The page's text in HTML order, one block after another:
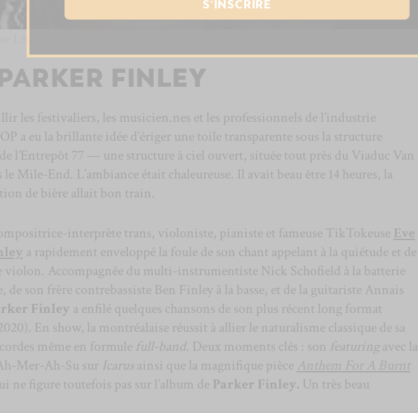
FINLEY
les festivaliers, les musicien.nes et les professionnels de l’industrie
a eu la brillante idée d’ériger une toile transparente sous la structure
l’Entrepôt 77 — une structure à ciel ouvert, située tout près du Viaduc Van
Mile-End. L’ambiance était chaleureuse. Il avait beau être 14 heures, la
de bière allait bon train.
interprète trans, violoniste, pianiste et fameuse TikTokeuse Eve
a rapidement enveloppé la foule de son chant appelant à la quiétude et de
violon. Accompagnée du multi-instrumentiste Nick Schofield à la batterie
de son frère contrebassiste Ben Finley à la basse, et de la guitariste Annais
Finley a enfilé quelques chansons de son plus récent long format
En show, la montréalaise réussit à allier le naturalisme classique de sa
même en formule full-band. Deux moments clés : son featuringavec la
Mer-Ah-Su sur Icarusainsi que la magnifique pièce Anthem For A Burnt
ne figure toutefois pas sur l’album de Parker Finley. Un très beau